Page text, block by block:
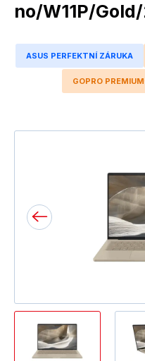
no/W11P/
ASUS PERFEKTNÍ ZÁRUKA
GOPRO